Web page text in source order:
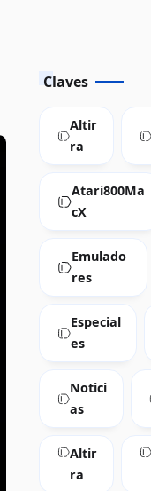
Claves
Altir
ra
Atari800Ma
cX
Emulado
res
Especial
es
Notici
as
Altir
ra